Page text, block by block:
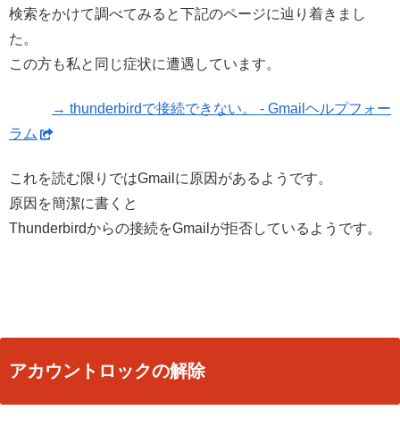
検索をかけて調べてみると下記のページに辿り着きまし
た。
この方も私と同じ症状に遭遇しています。
→ thunderbirdで接続できない。 - Gmailヘルプフォー
ラム
これを読む限りではGmailに原因があるようです。
原因を簡潔に書くと
Thunderbirdからの接続をGmailが拒否しているようです。
アカウントロックの解除